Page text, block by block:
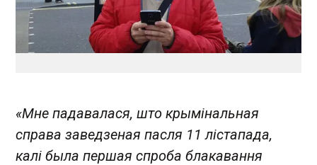
«Мне падавалася, што крымінальная
справа заведзеная пасля 11 лістапада,
калі была першая спроба блакавання